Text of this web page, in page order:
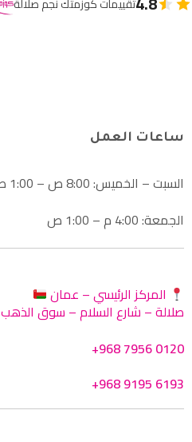
ساعات العمل
السبت – الخميس: 8:00 ص – 1:00 ص
الجمعة: 4:00 م – 1:00 ص
المركز الرئيسي – عمان
صلالة – شارع السلام – سوق الذهب
+968 7956 0120
+968 9195 6193